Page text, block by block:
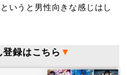
いうと男性向きな感じはし
登録はこちら ▼